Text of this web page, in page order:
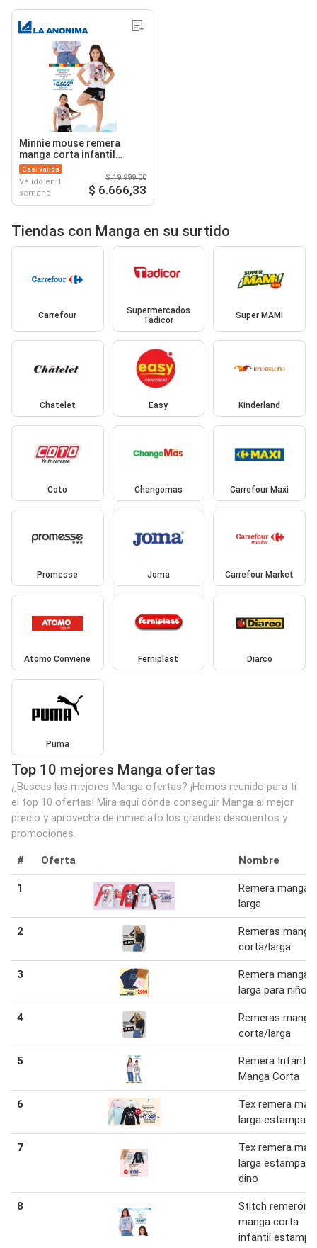
Minnie mouse remera
manga corta infantil
estampa minnie
Casi válida
Válido en 1
semana
$ 19.999,00
$ 6.666,33
Tiendas con Manga en su surtido
Carrefour
Supermercados
Tadicor
Super MAMI
Chatelet Easy Kinderland
Coto Changomas Carrefour Maxi
Promesse Joma Carrefour Market
Atomo Conviene Ferniplast Diarco
Puma
Top 10 mejores Manga ofertas
¿Buscas las mejores Manga ofertas? ¡Hemos reunido para ti
el top 10 ofertas! Mira aquí dónde conseguir Manga al mejor
precio y aprovecha de inmediato los grandes descuentos y
promociones.
# Oferta Nombre
1
Remera manga
larga
2
Remeras manga
corta/larga
3
Remera manga
larga para niños
4
Remeras manga
corta/larga
5
Remera Infantil
Manga Corta
6
Tex remera
larga estampada
7
Tex remera
larga estampada
dino
8
Stitch remerón
manga corta
infantil estampa